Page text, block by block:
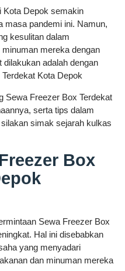
Kota Depok semakin
masa pandemi ini. Namun,
kesulitan dalam
mereka dengan
dilakukan adalah dengan
Kota Depok
Sewa Freezer Box Terdekat
serta tips dalam
simak sejarah kulkas
Box
Sewa Freezer Box
Hal ini disebabkan
yang menyadari
dan minuman mereka